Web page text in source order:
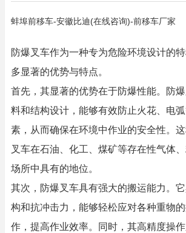
蚌埠前移车-安徽比迪(在线咨询)-前移车厂家
防爆叉车作为一种专为危险环境设计的
多显著的优势与特点。
首先，其显著的优势在于防爆性能。防
料和结构设计，能够有效防止火花、电
素，从而确保在环境中作业的安全性。
叉车在石油、化工、煤矿等存在性气体
场所中具有的地位。
其次，防爆叉车具有强大的搬运能力。
构和抗冲击力，能够轻松应对各种重物
作，提高作业效率。同时，其高精度操